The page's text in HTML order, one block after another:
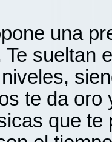
una
Te sueltan
te da
que te